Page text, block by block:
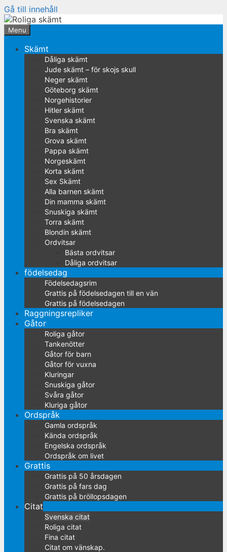
Gå till innehåll
Menu
Skämt
Dåliga skämt
Jude skämt – för skojs skull
Neger skämt
Göteborg skämt
Norgehistorier
Hitler skämt
Svenska skämt
Bra skämt
Grova skämt
Pappa skämt
Norgeskämt
Korta skämt
Sex Skämt
Alla barnen skämt
Din mamma skämt
Snuskiga skämt
Torra skämt
Blondin skämt
Ordvitsar
Bästa ordvitsar
Dåliga ordvitsar
födelsedag
Födelsedagsrim
Grattis på födelsedagen till en vän
Grattis på födelsedagen
Raggningsrepliker
Gåtor
Roliga gåtor
Tankenötter
Gåtor för barn
Gåtor för vuxna
Kluringar
Snuskiga gåtor
Svåra gåtor
Kluriga gåtor
Ordspråk
Gamla ordspråk
Kända ordspråk
Engelska ordspråk
Ordspråk om livet
Grattis
Grattis på 50 årsdagen
Grattis på fars dag
Grattis på bröllopsdagen
Citat
Svenska citat
Roliga citat
Fina citat
Citat om vänskap.